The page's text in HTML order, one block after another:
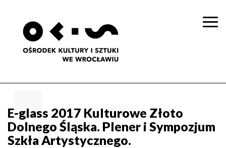
E-glass 2017 Kulturowe Złoto
Dolnego Śląska. Plener i Sympozjum
Szkła Artystycznego.